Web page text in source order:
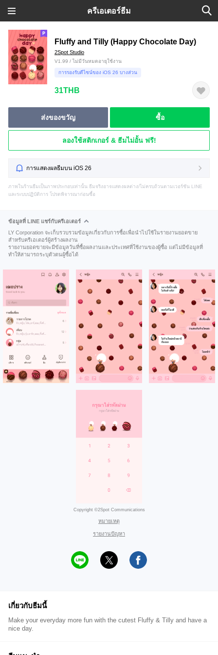
ครีเอเตอร์ธีม
Fluffy and Tilly (Happy Chocolate Day)
2Spot Studio
V1.99 / ไม่มีวันหมดอายุใช้งาน
การรองรับดีไซน์ของ iOS 26 บางส่วน
31THB
ส่งของขวัญ ซื้อ
ลองใช้สติกเกอร์ & ธีมไม่อั้น ฟรี!
การแสดงผลธีมบน iOS 26
ภาพในร้านธีมเป็นภาพประกอบเท่านั้น ธีมจริงอาจแสดงผลต่าง/ไม่ครบถ้วนตามเวอร์ชัน LINE
และระบบปฏิบัติการ โปรดพิจารณาก่อนซื้อ
ข้อมูลที่ LINE แชร์กับครีเอเตอร์
LY Corporation จะเก็บรวบรวมข้อมูลเกี่ยวกับการซื้อเพื่อนำไปใช้ในรายงานยอดขาย
สำหรับครีเอเตอร์ผู้สร้างผลงาน
รายงานยอดขายจะมีข้อมูลวันที่ซื้อผลงานและประเทศที่ใช้งานของผู้ซื้อ แต่ไม่มีข้อมูลที่
ทำให้สามารถระบุตัวตนผู้ซื้อได้
Copyright ©2Spot Communications
หมายเหตุ
รายงานปัญหา
เกี่ยวกับธีมนี้
Make your everyday more fun with the cutest Fluffy & Tilly and have a
nice day.